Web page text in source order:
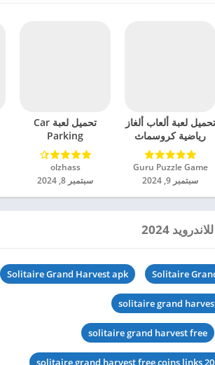
تحميل لعبة ألعاب ألغاز
رياضية كروسماث
مهكرة للاندرويد 2024
Guru Puzzle Game‏
سبتمبر 9, 2024
تحميل لعبة Car
Parking
Multiplayer 2
مهكرة للاندرويد 2024
olzhass‏
سبتمبر 8, 2024
2024
Solitaire
Solitaire Grand Harvest apk
solitaire grand
solitaire grand harvest free
solitaire grand harvest free coins links